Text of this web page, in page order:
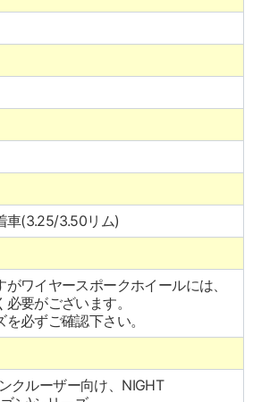
車(3.25/3.50リム)
ワイヤースポークホイールには、
要がございます。
必ずご確認下さい。
クルーザー向け、NIGHT